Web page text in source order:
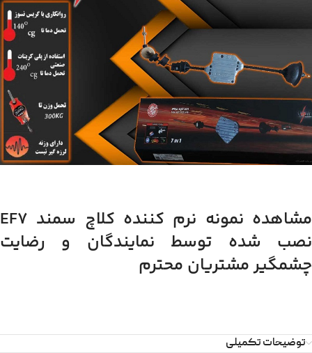
مشاهده نمونه نرم کننده کلاچ سمند EF7
نصب شده توسط نمایندگان و رضایت
چشمگیر مشتریان محترم
توضیحات تکمیلی